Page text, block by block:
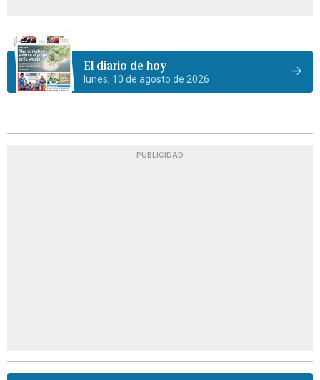
El diario de hoy
lunes, 10 de agosto de 2026
PUBLICIDAD